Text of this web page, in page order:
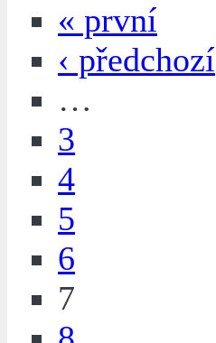
« první
‹ předchozí
…
3
4
5
6
7